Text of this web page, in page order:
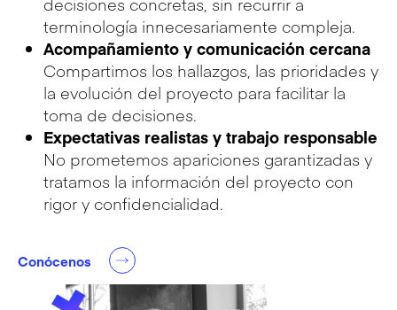
terminología innecesariamente compleja.
Acompañamiento y comunicación cercana
Compartimos los hallazgos, las prioridades y
la evolución del proyecto para facilitar la
toma de decisiones.
Expectativas realistas y trabajo responsable
No prometemos apariciones garantizadas y
tratamos la información del proyecto con
rigor y confidencialidad.
Conócenos